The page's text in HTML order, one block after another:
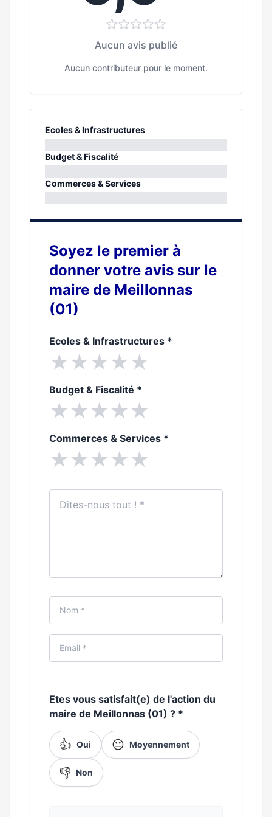
Aucun avis publié
Aucun contributeur pour le moment.
Ecoles & Infrastructures
0%
Budget & Fiscalité
0%
Commerces & Services
Soyez le premier à
donner votre avis sur le
maire de Meillonnas
(01)
Ecoles & Infrastructures *
★★★★★
Budget & Fiscalité *
★★★★★
Commerces & Services *
★★★★★
Etes vous satisfait(e) de l'action du
maire de Meillonnas (01) ? *
👍 Oui 😐 Moyennement
👎 Non